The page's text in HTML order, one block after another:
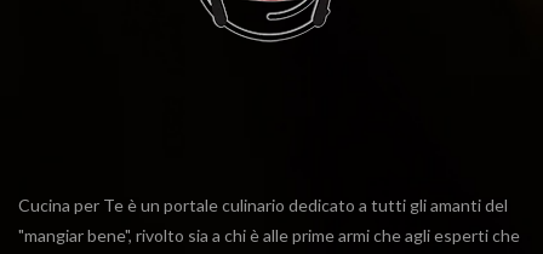
Cucina per Te è un portale culinario dedicato a tutti gli amanti del
"mangiar bene", rivolto sia a chi è alle prime armi che agli esperti che